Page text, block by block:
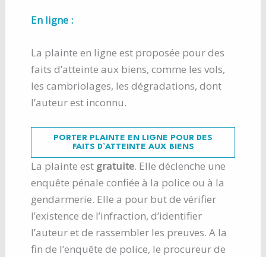
En ligne :
La plainte en ligne est proposée pour des
faits d’atteinte aux biens, comme les vols,
les cambriolages, les dégradations, dont
l’auteur est inconnu.
PORTER PLAINTE EN LIGNE POUR DES
FAITS D’ATTEINTE AUX BIENS
La plainte est gratuite. Elle déclenche une
enquête pénale confiée à la police ou à la
gendarmerie. Elle a pour but de vérifier
l’existence de l’infraction, d’identifier
l’auteur et de rassembler les preuves. A la
fin de l’enquête de police, le procureur de